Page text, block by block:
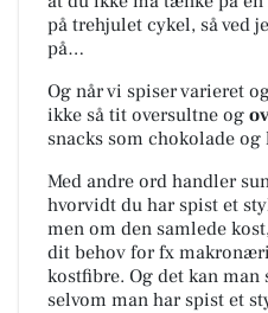
på trehjulet cykel, så ved
på…
Og når vi spiser varieret
ikke så tit oversultne og
snacks som chokolade
Med andre ord handler
hvorvidt du har spist et
men om den samlede
dit behov for fx
kostfibre. Og det kan man
selvom man har spist et